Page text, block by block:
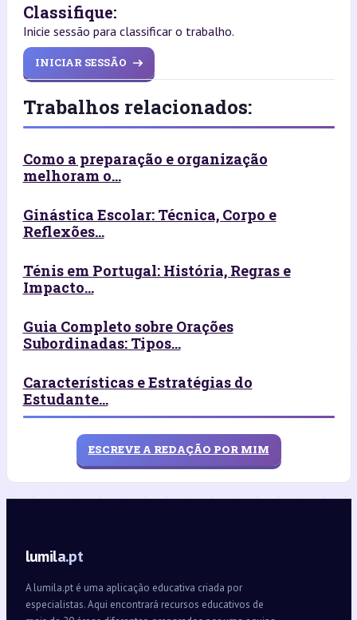
Classifique:
Inicie sessão para classificar o trabalho.
INICIAR SESSÃO
Trabalhos relacionados:
Como a preparação e organização
melhoram o...
Ginástica Escolar: Técnica, Corpo e
Reflexões...
Ténis em Portugal: História, Regras e
Impacto...
Guia Completo sobre Orações
Subordinadas: Tipos...
Características e Estratégias do
Estudante...
ESCREVE A REDAÇÃO POR MIM
lumila.pt
A lumila.pt é uma aplicação educativa criada por
especialistas. Aqui encontrará recursos educativos de